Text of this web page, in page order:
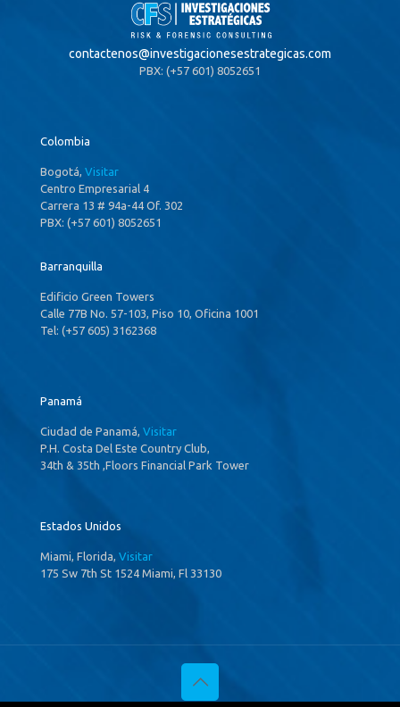
contactenos@investigacionesestrategicas.com
PBX: (+57 601) 8052651
Colombia
Bogotá, Visitar
Centro Empresarial 4
Carrera 13 # 94a-44 Of. 302
PBX: (+57 601) 8052651
Barranquilla
Edificio Green Towers
Calle 77B No. 57-103, Piso 10, Oficina 1001
Tel: (+57 605) 3162368
Panamá
Ciudad de Panamá, Visitar
P.H. Costa Del Este Country Club,
34th & 35th ,Floors Financial Park Tower
Estados Unidos
Miami, Florida, Visitar
175 Sw 7th St 1524 Miami, Fl 33130